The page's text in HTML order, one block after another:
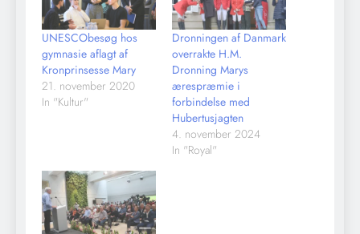
UNESCObesøg hos
gymnasie aflagt af
Kronprinsesse Mary
21. november 2020
In "Kultur"
Dronningen af Danmark
overrakte H.M.
Dronning Marys
ærespræmie i
forbindelse med
Hubertusjagten
4. november 2024
In "Royal"